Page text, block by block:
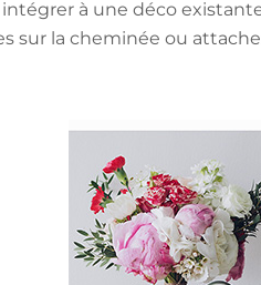
à une déco
sur la cheminée ou